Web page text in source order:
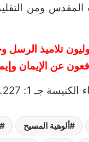
المقدس ومن
تلاميذ
عن الإيمان
ألوهية المسيح